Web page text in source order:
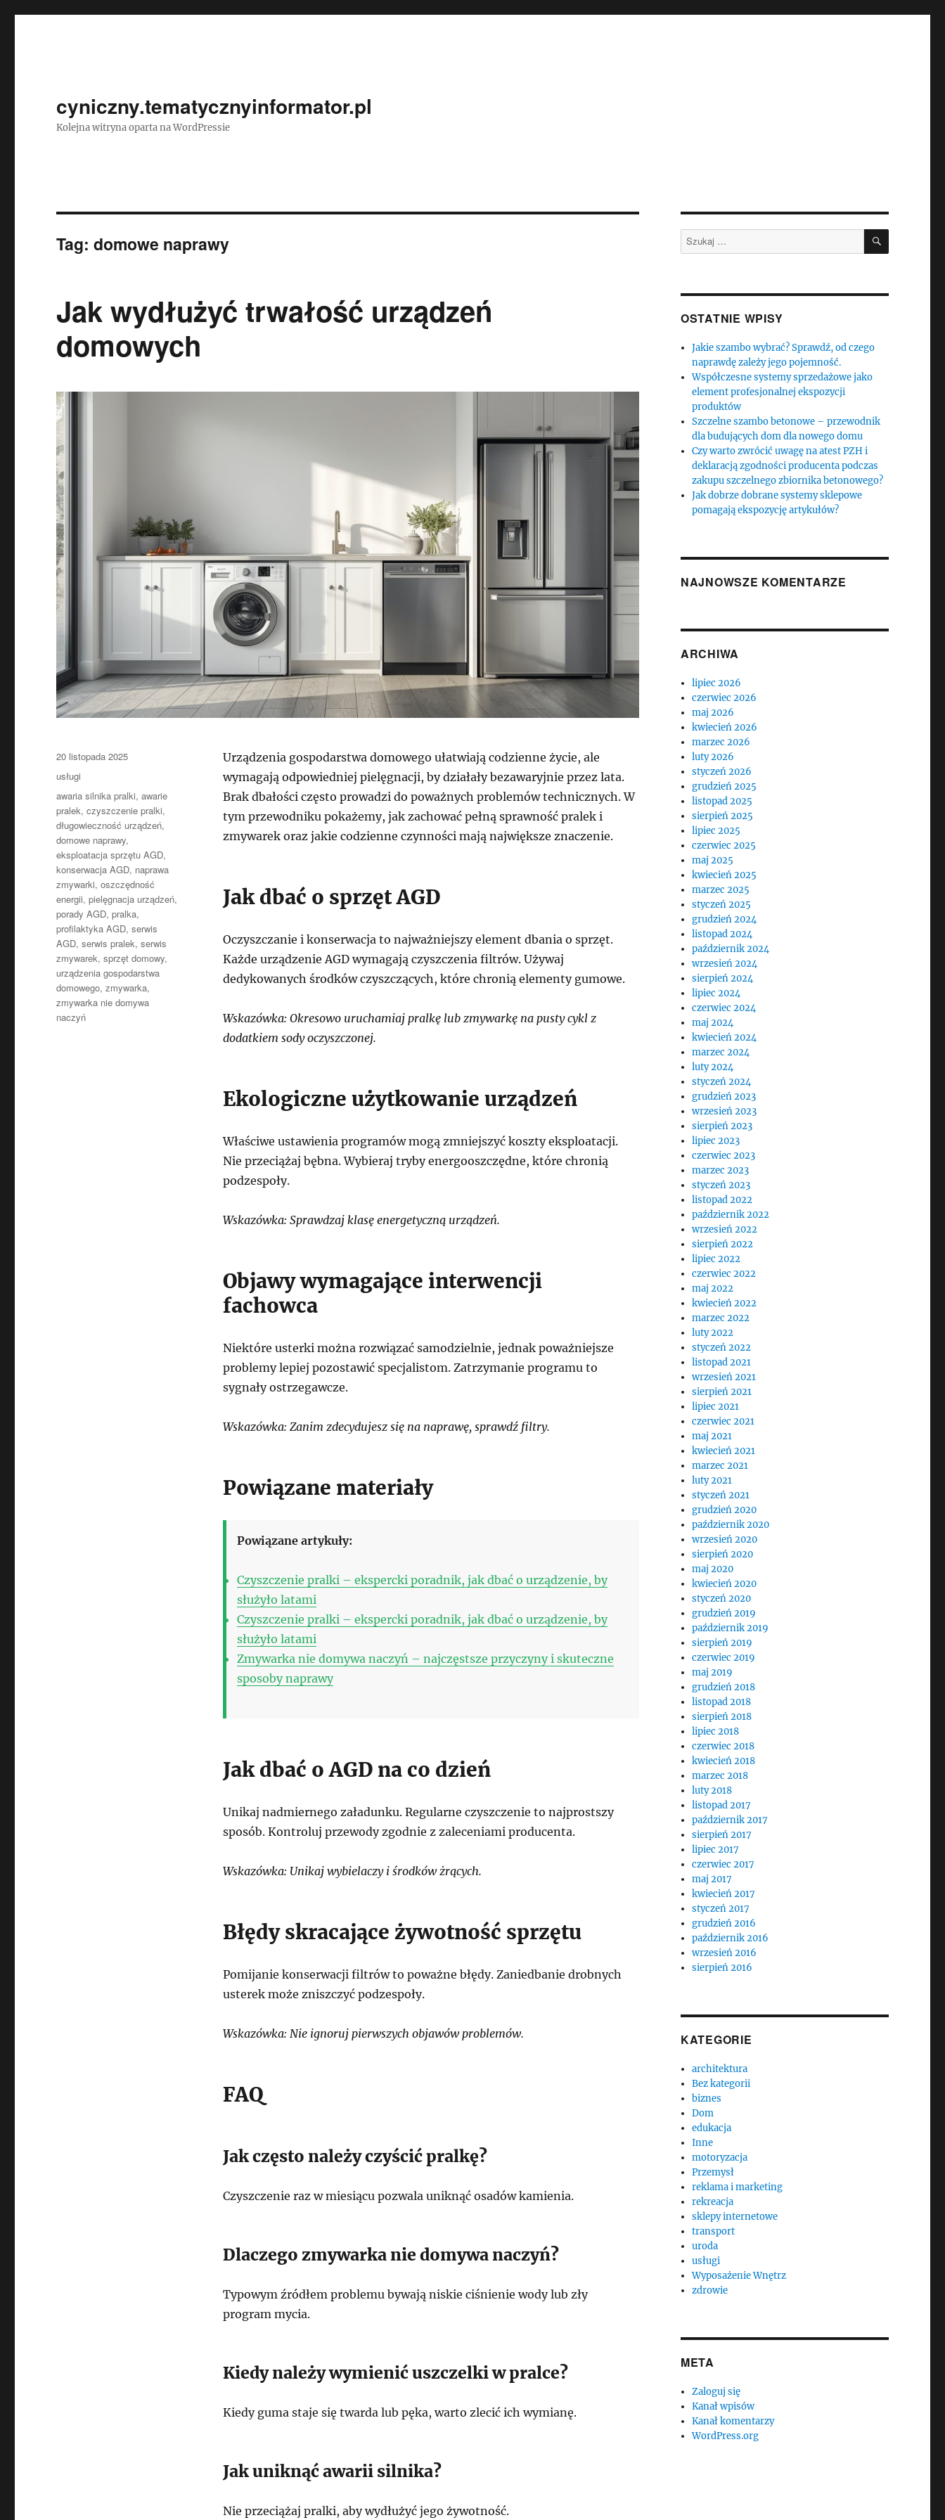
cyniczny.tematycznyinformator.pl
Kolejna witryna oparta na WordPressie
Tag:domowe naprawy
Jak wydłużyć trwałość urządzeń
domowych
Urządzenia gospodarstwa domowego ułatwiają codzienne życie, ale
wymagają odpowiedniej pielęgnacji, by działały bezawaryjnie przez lata.
Brak dbałości często prowadzi do poważnych problemów technicznych. W
tym przewodniku pokażemy, jak zachować pełną sprawność pralek i
zmywarek oraz jakie codzienne czynności mają największe znaczenie.
Jak dbać o sprzęt AGD
Oczyszczanie i konserwacja to najważniejszy element dbania o sprzęt.
Każde urządzenie AGD wymagają czyszczenia filtrów. Używaj
dedykowanych środków czyszczących, które chronią elementy gumowe.
Wskazówka: Okresowo uruchamiaj pralkę lub zmywarkę na pusty cykl z
dodatkiem sody oczyszczonej.
Ekologiczne użytkowanie urządzeń
Właściwe ustawienia programów mogą zmniejszyć koszty eksploatacji.
Nie przeciążaj bębna. Wybieraj tryby energooszczędne, które chronią
podzespoły.
Wskazówka: Sprawdzaj klasę energetyczną urządzeń.
Objawy wymagające interwencji
fachowca
Niektóre usterki można rozwiązać samodzielnie, jednak poważniejsze
problemy lepiej pozostawić specjalistom. Zatrzymanie programu to
sygnały ostrzegawcze.
Wskazówka: Zanim zdecydujesz się na naprawę, sprawdź filtry.
Powiązane materiały
Powiązane artykuły:
Czyszczenie pralki – ekspercki poradnik, jak dbać o urządzenie, by
służyło latami
Czyszczenie pralki – ekspercki poradnik, jak dbać o urządzenie, by
służyło latami
Zmywarka nie domywa naczyń – najczęstsze przyczyny i skuteczne
sposoby naprawy
Jak dbać o AGD na co dzień
Unikaj nadmiernego załadunku. Regularne czyszczenie to najprostszy
sposób. Kontroluj przewody zgodnie z zaleceniami producenta.
Wskazówka: Unikaj wybielaczy i środków żrących.
Błędy skracające żywotność sprzętu
Pomijanie konserwacji filtrów to poważne błędy. Zaniedbanie drobnych
usterek może zniszczyć podzespoły.
Wskazówka: Nie ignoruj pierwszych objawów problemów.
FAQ
Jak często należy czyścić pralkę?
Czyszczenie raz w miesiącu pozwala uniknąć osadów kamienia.
Dlaczego zmywarka nie domywa naczyń?
Typowym źródłem problemu bywają niskie ciśnienie wody lub zły
program mycia.
Kiedy należy wymienić uszczelki w pralce?
Kiedy guma staje się twarda lub pęka, warto zlecić ich wymianę.
Jak uniknąć awarii silnika?
Nie przeciążaj pralki, aby wydłużyć jego żywotność.
Data
publikacji
20 listopada 2025
Kategorie
usługi
Tagi
awaria silnika pralki,awarie
pralek,czyszczenie pralki,
długowieczność urządzeń,
domowe naprawy,
eksploatacja sprzętu AGD,
konserwacja AGD, naprawa
zmywarki,oszczędność
energii,pielęgnacja urządzeń,
porady AGD,pralka,
profilaktyka AGD,serwis
AGD,serwis pralek,serwis
zmywarek,sprzęt domowy,
urządzenia gospodarstwa
domowego,zmywarka,
zmywarka nie domywa
naczyń
Szukaj: SZUKAJ
OSTATNIE WPISY
Jakie szambo wybrać? Sprawdź, od czego
naprawdę zależy jego pojemność.
Współczesne systemy sprzedażowe jako
element profesjonalnej ekspozycji
produktów
Szczelne szambo betonowe – przewodnik
dla budujących dom dla nowego domu
Czy warto zwrócić uwagę na atest PZH i
deklaracją zgodności producenta podczas
zakupu szczelnego zbiornika betonowego?
Jak dobrze dobrane systemy sklepowe
pomagają ekspozycję artykułów?
NAJNOWSZE KOMENTARZE
ARCHIWA
lipiec 2026
czerwiec 2026
maj 2026
kwiecień 2026
marzec 2026
luty 2026
styczeń 2026
grudzień 2025
listopad 2025
sierpień 2025
lipiec 2025
czerwiec 2025
maj 2025
kwiecień 2025
marzec 2025
styczeń 2025
grudzień 2024
listopad 2024
październik 2024
wrzesień 2024
sierpień 2024
lipiec 2024
czerwiec 2024
maj 2024
kwiecień 2024
marzec 2024
luty 2024
styczeń 2024
grudzień 2023
wrzesień 2023
sierpień 2023
lipiec 2023
czerwiec 2023
marzec 2023
styczeń 2023
listopad 2022
październik 2022
wrzesień 2022
sierpień 2022
lipiec 2022
czerwiec 2022
maj 2022
kwiecień 2022
marzec 2022
luty 2022
styczeń 2022
listopad 2021
wrzesień 2021
sierpień 2021
lipiec 2021
czerwiec 2021
maj 2021
kwiecień 2021
marzec 2021
luty 2021
styczeń 2021
grudzień 2020
październik 2020
wrzesień 2020
sierpień 2020
maj 2020
kwiecień 2020
styczeń 2020
grudzień 2019
październik 2019
sierpień 2019
czerwiec 2019
maj 2019
grudzień 2018
listopad 2018
sierpień 2018
lipiec 2018
czerwiec 2018
kwiecień 2018
marzec 2018
luty 2018
listopad 2017
październik 2017
sierpień 2017
lipiec 2017
czerwiec 2017
maj 2017
kwiecień 2017
styczeń 2017
grudzień 2016
październik 2016
wrzesień 2016
sierpień 2016
KATEGORIE
architektura
Bez kategorii
biznes
Dom
edukacja
Inne
motoryzacja
Przemysł
reklama i marketing
rekreacja
sklepy internetowe
transport
uroda
usługi
Wyposażenie Wnętrz
zdrowie
META
Zaloguj się
Kanał wpisów
Kanał komentarzy
WordPress.org